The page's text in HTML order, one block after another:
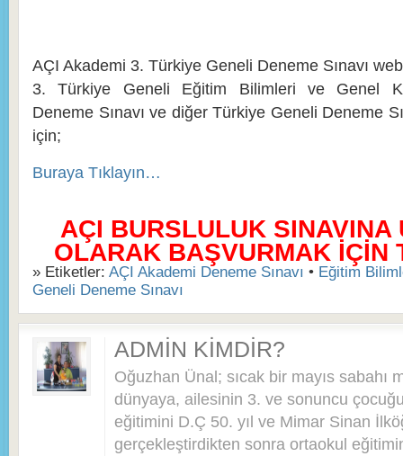
AÇI Akademi 3. Türkiye Geneli Deneme Sınavı
3. Türkiye Geneli Eğitim Bilimleri ve Genel
Deneme Sınavı ve diğer Türkiye Geneli Deneme
için;
Buraya Tıklayın…
AÇI BURSLULUK SINAVINA
OLARAK BAŞVURMAK İÇİN
» Etiketler: AÇI Akademi Deneme Sınavı • Eğitim
Geneli Deneme Sınavı
ADMIN KIMDIR?
Oğuzhan Ünal; sıcak bir mayıs sabahı
dünyaya, ailesinin 3. ve sonuncu
eğitimini D.Ç 50. yıl ve Mimar Sinan
gerçekleştirdikten sonra ortaokul